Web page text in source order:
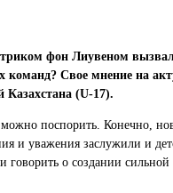
фон Лиувеном
команд? Свое мнение на
Казахстана (U-17).
поспорить. Конечно,
и уважения заслужили и
говорить о создании